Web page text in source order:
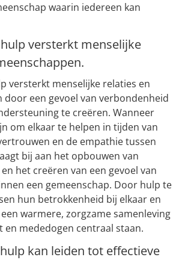
waarin iedereen kan
versterkt menselijke
versterkt menselijke relaties en
door een gevoel van verbondenheid
te creëren. Wanneer
om elkaar te helpen in tijden van
en de empathie tussen
bij aan het opbouwen van
het creëren van een gevoel van
een gemeenschap. Door hulp te
hun betrokkenheid bij elkaar en
warmere, zorgzame samenleving
mededogen centraal staan.
kan leiden tot effectieve